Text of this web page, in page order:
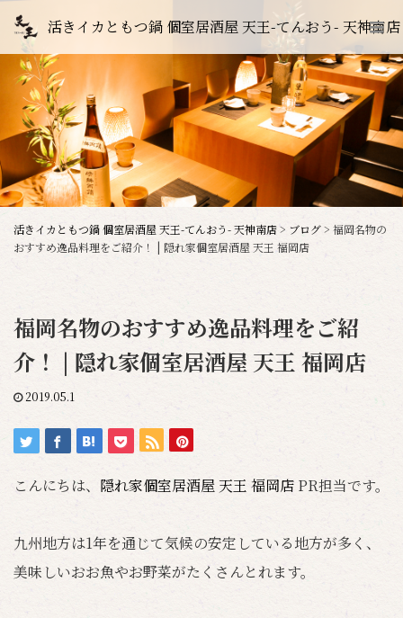
活きイカともつ鍋 個室居酒屋 天王-てんおう- 天神南店
活きイカともつ鍋 個室居酒屋 天王-てんおう- 天神南店> ブログ> 福岡名物の
おすすめ逸品料理をご紹介！ | 隠れ家個室居酒屋 天王 福岡店
福岡名物のおすすめ逸品料理をご紹
介！ | 隠れ家個室居酒屋 天王 福岡店
2019.05.1
こんにちは、 隠れ家個室居酒屋 天王 福岡店 PR担当です。
九州地方は1年を通じて気候の安定している地方が多く、
美味しいおお魚やお野菜がたくさんとれます。